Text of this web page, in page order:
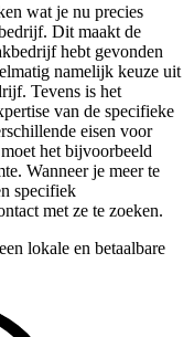
wat je nu precies
Dit maakt de
hebt gevonden
namelijk keuze uit
Tevens is het
van de specifieke
eisen voor
het bijvoorbeeld
Wanneer je meer te
specifiek
met ze te zoeken.
lokale en betaalbare